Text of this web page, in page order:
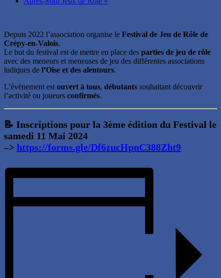
Depuis 2022 l’association organise le Festival de Jeu de Rôle de
Crépy-en-Valois.
Le but du festival est de mettre en place des parties de jeu de rôle
avec des meneurs et meneuses de jeu des différentes associations
ludiques de l’Oise et des alentours.
L’évènement estouvert à tous, débutants souhaitant découvrir
l’activité ou joueurs confirmés.
📝 Inscriptions pour la 3ème édition du Festival le
samedi 11 Mai 2024
–> https://forms.gle/Df6zucHpnC388Zht9